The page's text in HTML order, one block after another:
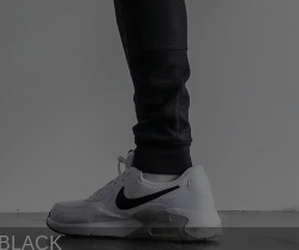
BLACK